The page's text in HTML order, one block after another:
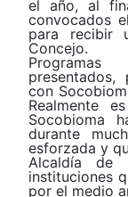
el año, al
convocados
para recibir
Concejo.
con
Realmente
Socobioma
durante
esforzada y
Alcaldía de
instituciones
por el medio